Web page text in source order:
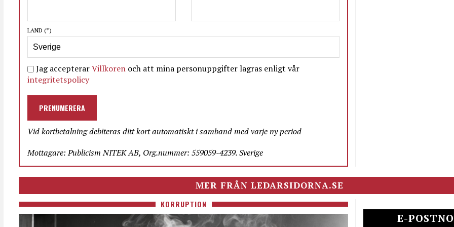
LAND (*)
Jag accepterarVillkoren och att mina personuppgifter lagras enligt vår
integritetspolicy
PRENUMERERA
Vid kortbetalning debiteras ditt kort automatiskt i samband med varje ny period
Mottagare: Publicism NITEK AB, Org.nummer: 559059-4239. Sverige
MER FRÅN LEDARSIDORNA.SE
KORRUPTION
E-